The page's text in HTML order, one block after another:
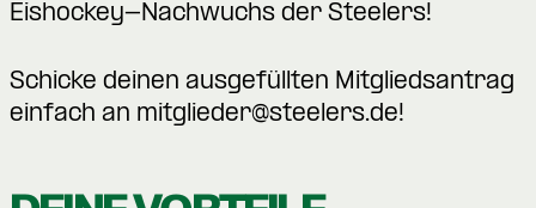
Eishockey-Nachwuchs der Steelers!
Schicke deinen ausgefüllten Mitgliedsantrag
einfach an mitglieder@steelers.de!